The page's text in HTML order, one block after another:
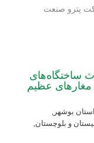
پترو صنعت
ساختگاه‌های
مغارهای عظیم
بوشهر
و بلوچستان